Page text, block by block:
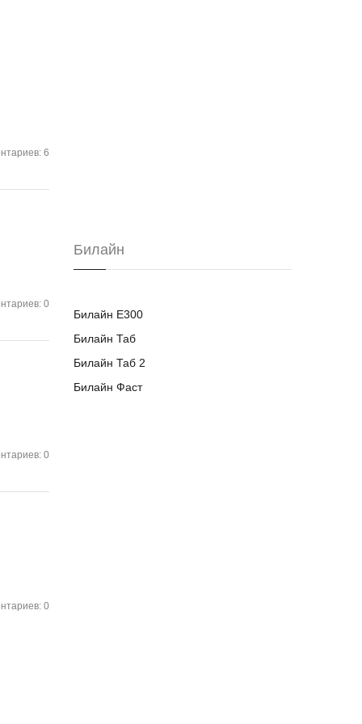
6
0
0
0
Билайн
Билайн E300
Билайн Таб
Билайн Таб 2
Билайн Фаст